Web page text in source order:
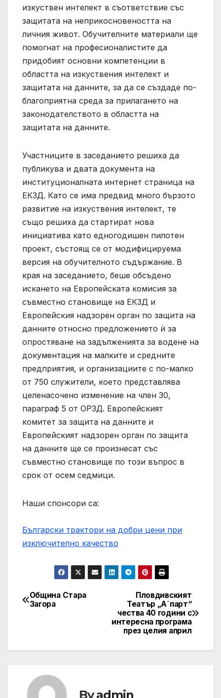
изкуствен интелект в съответствие със
защитата на неприкосновеността на
личния живот. Обучителните материали ще
помогнат на професионалистите да
придобият основни компетенции в
областта на изкуствения интелект и
защитата на данните, за да се създаде по-
благоприятна среда за прилагането на
законодателството в областта на
защитата на данните.
Участниците в заседанието решиха да
публикува и двата документа на
институционалната интернет страница на
ЕКЗД. Като се има предвид много бързото
развитие на изкуствения интелект, те
също решиха да стартират нова
инициатива като едногодишен пилотен
проект, състоящ се от модифицируема
версия на обучителното съдържание. В
края на заседанието, беше обсъдено
искането на Европейската комисия за
съвместно становище на ЕКЗД и
Европейския надзорен орган по защита на
данните относно предложението ѝ за
опростяване на задълженията за водене на
документация на малките и средните
предприятия, и организациите с по-малко
от 750 служители, което представлява
целенасочено изменение на член 30,
параграф 5 от ОРЗД. Европейският
комитет за защита на данните и
Европейският надзорен орган по защита
на данните ще се произнесат със
съвместно становище по този въпрос в
срок от осем седмици.
Наши спонсори са:
Български трактори на добри цени при
изключително качество
Post
Пловдивският
Театър „А`парт“
чества 40 години с
интересна програма
през целия април
Община Стара
Загора
Byadmin